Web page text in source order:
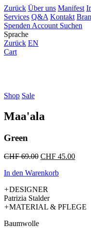
Zurück Über uns Manifest
Services Q&A Kontakt
Spenden Account Suchen
Sprache
Zurück EN
Cart
Shop Sale
Maa'ala
Green
CHF69.00 Ursprünglicher
war:
CHF 45.00
In den Warenkorb
+DESIGNER
Patrizia Stalder
+MATERIAL & PFLEGE
Baumwolle